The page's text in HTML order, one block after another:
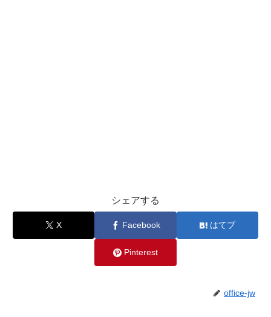
シェアする
X Facebook はてブ
Pinterest
office-jw